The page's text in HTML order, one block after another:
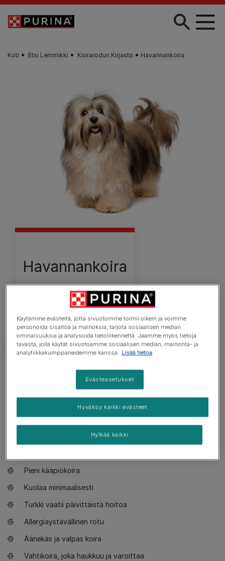
Skip to main content
Koti Etsi Lemmikki Koirarodun Kirjasto Havannankoira
Havannankoira
Tarve tietää
Vaatii perustason koulutusta
Nauttii rauhallisista kävelylenkeistä
Pieni kääpiökoira
Kuolaa minimaalisesti
Turkki vaatii päivittäistä hoitoa
Allergiaystävällinen rotu
Äänekäs ja valpas koira
Vahtikoira, joka haukkuu ja varoittaa
Käytämme evästeitä, jotta sivustomme toimii oikein ja voimme
personoida sisältöä ja mainoksia, tarjota sosiaalisen median
ominaisuuksia ja analysoida tietoliikennettä. Jaamme myös tietoja
tavasta, jolla käytät sivustoamme sosiaalisen median, mainonta- ja
analytiikkakumppaneidemme kanssa. Lisää tietoa
Evästeasetukset
Hylkää kaikki
Hyväksy kaikki evästeet